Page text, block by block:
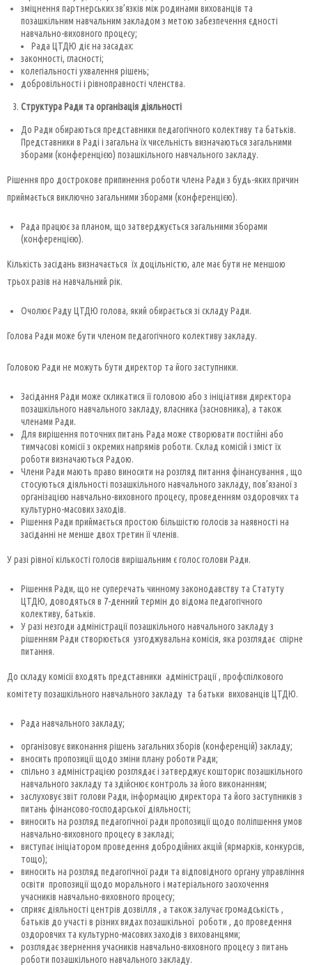
зміцнення партнерських зв’язків між родинами вихованців та
позашкільним навчальним закладом з метою забезпечення єдності
навчально-виховного процесу;
Рада ЦТДЮ діє на засадах:
законності, гласності;
колегіальності ухвалення рішень;
добровільності і рівноправності членства.
Структура Ради та організація діяльності
До Ради обираються представники педагогічного колективу та батьків.
Представники в Раді і загальна їх чисельність визначаються загальними
зборами (конференцією) позашкільного навчального закладу.
Рішення про дострокове припинення роботи члена Ради з будь-яких причин
приймається виключно загальними зборами (конференцією).
Рада працює за планом, що затверджується загальними зборами
(конференцією).
Кількість засідань визначається їх доцільністю, але має бути не меншою
трьох разів на навчальний рік.
Очолює Раду ЦТДЮ голова, який обирається зі складу Ради.
Голова Ради може бути членом педагогічного колективу закладу.
Головою Ради не можуть бути директор та його заступники.
Засідання Ради може скликатися її головою або з ініціативи директора
позашкільного навчального закладу, власника (засновника), а також
членами Ради.
Для вирішення поточних питань Рада може створювати постійні або
тимчасові комісії з окремих напрямів роботи. Склад комісій і зміст їх
роботи визначаються Радою.
Члени Ради мають право виносити на розгляд питання фінансування , що
стосуються діяльності позашкільного навчального закладу, пов’язаної з
організацією навчально-виховного процесу, проведенням оздоровчих та
культурно-масових заходів.
Рішення Ради приймається простою більшістю голосів за наявності на
засіданні не менше двох третин її членів.
У разі рівної кількості голосів вирішальним є голос голови Ради.
Рішення Ради, що не суперечать чинному законодавству та Статуту
ЦТДЮ, доводяться в 7-денний термін до відома педагогічного
колективу, батьків.
У разі незгоди адміністрації позашкільного навчального закладу з
рішенням Ради створюється узгоджувальна комісія, яка розглядає спірне
питання.
До складу комісії входять представники адміністрації , профспілкового
комітету позашкільного навчального закладу та батьки вихованців ЦТДЮ.
Рада навчального закладу;
організовує виконання рішень загальних зборів (конференцій) закладу;
вносить пропозиції щодо зміни плану роботи Ради;
спільно з адміністрацією розглядає і затверджує кошторис позашкільного
навчального закладу та здійснює контроль за його виконанням;
заслуховує звіт голови Ради, інформацію директора та його заступників з
питань фінансово-господарської діяльності;
виносить на розгляд педагогічної ради пропозиції щодо поліпшення умов
навчально-виховного процесу в закладі;
виступає ініціатором проведення добродійних акцій (ярмарків, конкурсів,
тощо);
виносить на розгляд педагогічної ради та відповідного органу управління
освіти пропозиції щодо морального і матеріального заохочення
учасників навчально-виховного процесу;
сприяє діяльності центрів дозвілля , а також залучає громадськість ,
батьків до участі в різних видах позашкільної роботи , до проведення
оздоровчих та культурно-масових заходів з вихованцями;
розглядає звернення учасників навчально-виховного процесу з питань
роботи позашкільного навчального закладу.